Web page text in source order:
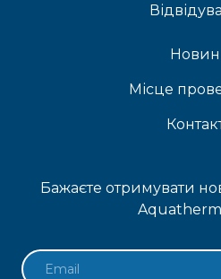
Місце
Бажаєте отримувати